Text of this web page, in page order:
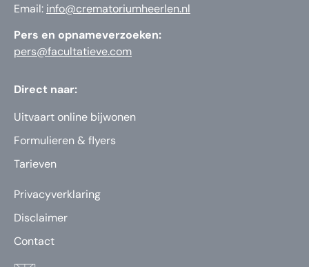
Email: info@crematoriumheerlen.nl
Pers en opnameverzoeken:
pers@facultatieve.com
Direct naar:
Uitvaart online bijwonen
Formulieren & flyers
Tarieven
Privacyverklaring
Disclaimer
Contact